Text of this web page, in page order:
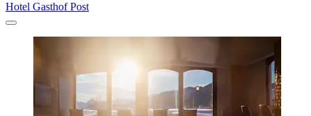
Hotel Gasthof Post